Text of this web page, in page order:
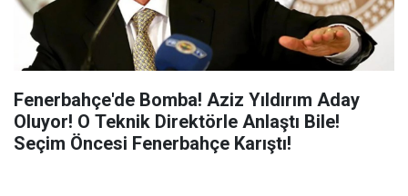
Fenerbahçe'de Bomba! Aziz Yıldırım Aday
Oluyor! O Teknik Direktörle Anlaştı Bile!
Seçim Öncesi Fenerbahçe Karıştı!